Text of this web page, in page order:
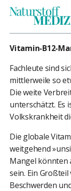
Vitamin-B12-
Fachleute sind
mittlerweile so
Die weite
unterschätzt. Es
Volkskrankheit
Die globale
weitgehend
Mangel könnten
sein. Ein
Beschwerden